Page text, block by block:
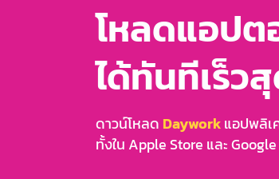
โหลดแอปต
ได้ทันทีเร็ว
ดาวน์โหลด Dayworkแอปพลิเ
ทั้งใน Apple Store และ